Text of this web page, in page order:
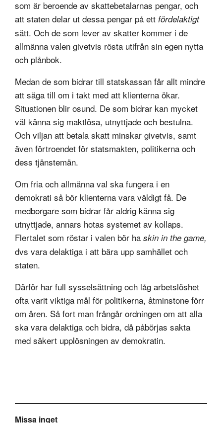
som är beroende av skattebetalarnas pengar, och
att staten delar ut dessa pengar på ett fördelaktigt
sätt. Och de som lever av skatter kommer i de
allmänna valen givetvis rösta utifrån sin egen nytta
och plånbok.
Medan de som bidrar till statskassan får allt mindre
att säga till om i takt med att klienterna ökar.
Situationen blir osund. De som bidrar kan mycket
väl känna sig maktlösa, utnyttjade och bestulna.
Och viljan att betala skatt minskar givetvis, samt
även förtroendet för statsmakten, politikerna och
dess tjänstemän.
Om fria och allmänna val ska fungera i en
demokrati så bör klienterna vara väldigt få. De
medborgare som bidrar får aldrig känna sig
utnyttjade, annars hotas systemet av kollaps.
Flertalet som röstar i valen bör ha skin in the game,
dvs vara delaktiga i att bära upp samhället och
staten.
Därför har full sysselsättning och låg arbetslöshet
ofta varit viktiga mål för politikerna, åtminstone förr
om åren. Så fort man frångår ordningen om att alla
ska vara delaktiga och bidra, då påbörjas sakta
med säkert upplösningen av demokratin.
Missa inget